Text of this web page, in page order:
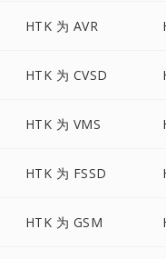
HTK 为 AVR
HTK 为 CVSD
HTK 为 VMS
HTK 为 FSSD
HTK 为 GSM